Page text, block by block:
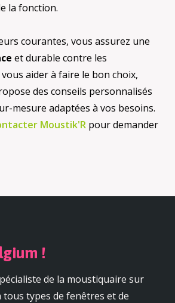
la fonction.
courantes, vous assurez une
et durable contre les
aider à faire le bon choix,
des conseils personnalisés
mesure adaptées à vos besoins.
Moustik'R pour demander
!
de la moustiquaire sur
tous types de fenêtres et de